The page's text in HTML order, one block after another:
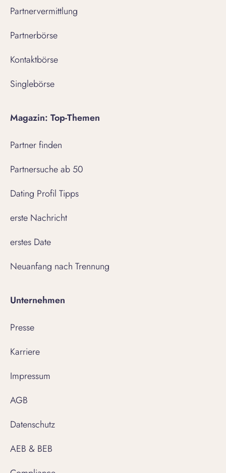
Partnervermittlung
Partnerbörse
Kontaktbörse
Singlebörse
Magazin: Top-Themen
Partner finden
Partnersuche ab 50
Dating Profil Tipps
erste Nachricht
erstes Date
Neuanfang nach Trennung
Unternehmen
Presse
Karriere
Impressum
AGB
Datenschutz
AEB & BEB